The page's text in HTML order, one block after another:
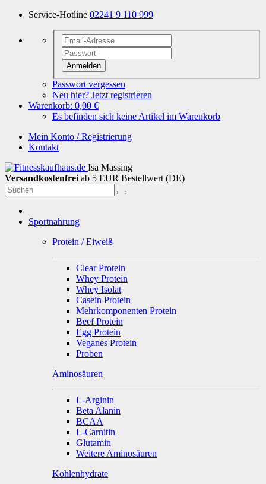
Service-Hotline 02241 9 110 999
Anmelden
Passwort vergessen
Neu hier? Jetzt registrieren
Warenkorb: 0,00 €
Es befinden sich keine Artikel im Warenkorb
Mein Konto / Registrierung
Kontakt
Isa Massing
Versandkostenfrei ab 5 EUR Bestellwert (DE)
Sportnahrung
Protein / Eiweiß
Clear Protein
Whey Protein
Whey Isolat
Casein Protein
Mehrkomponenten Protein
Beef Protein
Egg Protein
Veganes Protein
Proben
Aminosäuren
L-Arginin
Beta Alanin
BCAA
L-Carnitin
Glutamin
Weitere Aminosäuren
Kohlenhydrate